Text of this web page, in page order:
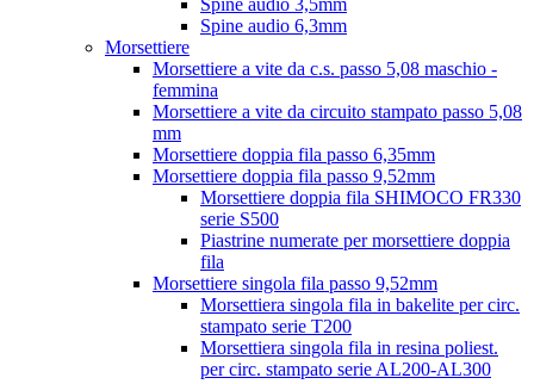
Spine audio 6,3mm
Morsettiere
Morsettiere a vite da c.s. passo 5,08 maschio -
femmina
Morsettiere a vite da circuito stampato passo 5,08
mm
Morsettiere doppia fila passo 6,35mm
Morsettiere doppia fila passo 9,52mm
Morsettiere doppia fila SHIMOCO FR330
serie S500
Piastrine numerate per morsettiere doppia
fila
Morsettiere singola fila passo 9,52mm
Morsettiera singola fila in bakelite per circ.
stampato serie T200
Morsettiera singola fila in resina poliest.
per circ. stampato serie AL200-AL300